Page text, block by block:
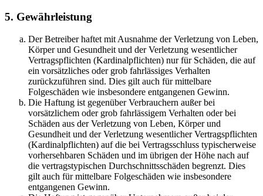
5. Gewährleistung
Der Betreiber haftet mit Ausnahme der Verletzung von Leben,
Körper und Gesundheit und der Verletzung wesentlicher
Vertragspflichten (Kardinalpflichten) nur für Schäden, die auf
ein vorsätzliches oder grob fahrlässiges Verhalten
zurückzuführen sind. Dies gilt auch für mittelbare
Folgeschäden wie insbesondere entgangenen Gewinn.
Die Haftung ist gegenüber Verbrauchern außer bei
vorsätzlichem oder grob fahrlässigem Verhalten oder bei
Schäden aus der Verletzung von Leben, Körper und
Gesundheit und der Verletzung wesentlicher Vertragspflichten
(Kardinalpflichten) auf die bei Vertragsschluss typischerweise
vorhersehbaren Schäden und im übrigen der Höhe nach auf
die vertragstypischen Durchschnittsschäden begrenzt. Dies
gilt auch für mittelbare Folgeschäden wie insbesondere
entgangenen Gewinn.